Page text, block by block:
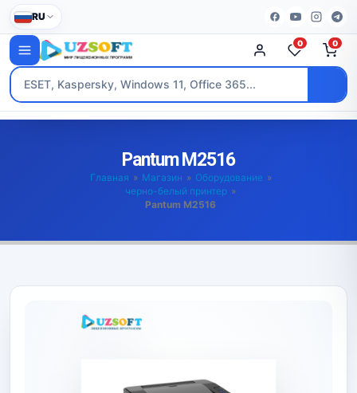
RU
0 0
Pantum M2516
Главная » Магазин » Оборудование »
черно-белый принтер »
Pantum M2516